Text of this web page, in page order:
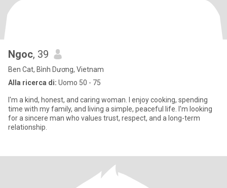
Ngoc, 39
Ben Cat, Bình Dương, Vietnam
Alla ricerca di: Uomo 50 - 75
I'm a kind, honest, and caring woman. I enjoy cooking, spending
time with my family, and living a simple, peaceful life. I'm looking
for a sincere man who values trust, respect, and a long-term
relationship.